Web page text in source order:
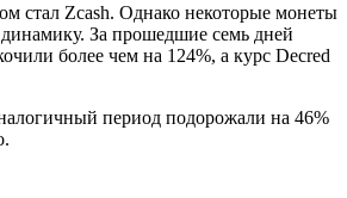
стал Zcash. Однако некоторые монеты
За прошедшие семь дней
более чем на 124%, а курс Decred
период подорожали на 46%